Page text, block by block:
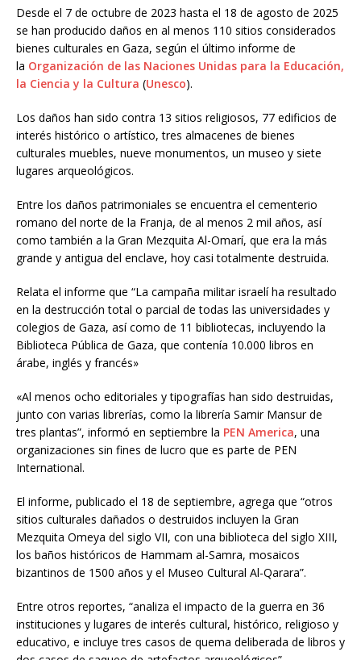
Desde el 7 de octubre de 2023 hasta el 18 de agosto de 2025
se han producido daños en al menos 110 sitios considerados
bienes culturales en Gaza, según el último informe de
la Organización de las Naciones Unidas para la Educación,
la Ciencia y la Cultura (Unesco).
Los daños han sido contra 13 sitios religiosos, 77 edificios de
interés histórico o artístico, tres almacenes de bienes
culturales muebles, nueve monumentos, un museo y siete
lugares arqueológicos.
Entre los daños patrimoniales se encuentra el cementerio
romano del norte de la Franja, de al menos 2 mil años, así
como también a la Gran Mezquita Al-Omarí, que era la más
grande y antigua del enclave, hoy casi totalmente destruida.
Relata el informe que “La campaña militar israelí ha resultado
en la destrucción total o parcial de todas las universidades y
colegios de Gaza, así como de 11 bibliotecas, incluyendo la
Biblioteca Pública de Gaza, que contenía 10.000 libros en
árabe, inglés y francés»
«Al menos ocho editoriales y tipografías han sido destruidas,
junto con varias librerías, como la librería Samir Mansur de
tres plantas”, informó en septiembre la PEN America, una
organizaciones sin fines de lucro que es parte de PEN
International.
El informe, publicado el 18 de septiembre, agrega que “otros
sitios culturales dañados o destruidos incluyen la Gran
Mezquita Omeya del siglo VII, con una biblioteca del siglo XIII,
los baños históricos de Hammam al-Samra, mosaicos
bizantinos de 1500 años y el Museo Cultural Al-Qarara”.
Entre otros reportes, “analiza el impacto de la guerra en 36
instituciones y lugares de interés cultural, histórico, religioso y
educativo, e incluye tres casos de quema deliberada de libros y